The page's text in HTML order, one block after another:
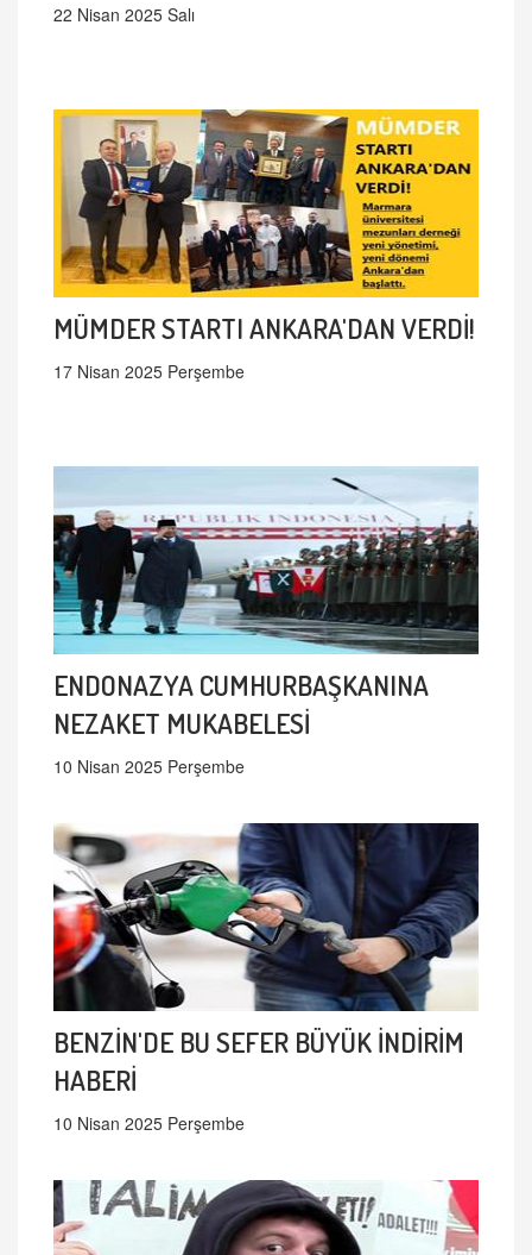
22 Nisan 2025 Salı
MÜMDER STARTI ANKARA'DAN VERDİ!
17 Nisan 2025 Perşembe
ENDONAZYA CUMHURBAŞKANINA
NEZAKET MUKABELESİ
10 Nisan 2025 Perşembe
BENZİN'DE BU SEFER BÜYÜK İNDİRİM
HABERİ
10 Nisan 2025 Perşembe